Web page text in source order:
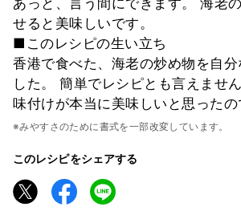
あっと、言う間にできます。 海老
せると美味しいです。
■このレシピの生い立ち
香港で食べた、海老の炒め物を自分
した。 簡単でレシピとも言えませ
味付けが本当に美味しいと思ったの
※みやすさのために書式を一部改変しています。
このレシピをシェアする